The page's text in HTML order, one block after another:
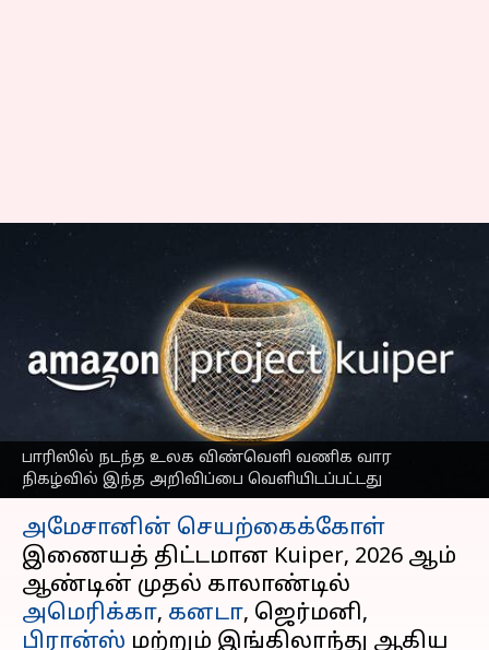
பாரிஸில் நடந்த உலக விண்வெளி வணிக வார
நிகழ்வில் இந்த அறிவிப்பை வெளியிடப்பட்டது
அமேசானின் Project Kuiper
2026 ஆம் ஆண்டுக்குள்
செயற்கைக்கோள்
இணைய சேவைகளை
வழங்க உள்ளது
Venkatalakshmi V Sep 16, 2025
செய்தி முன்னோட்டம்
அமேசானின் செயற்கைக்கோள்
இணையத் திட்டமான Kuiper, 2026 ஆம்
ஆண்டின் முதல் காலாண்டில்
அமெரிக்கா, கனடா, ஜெர்மனி,
பிரான்ஸ் மற்றும் இங்கிலாந்து ஆகிய